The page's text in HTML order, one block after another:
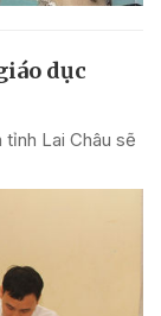
dục
Lai Châu sẽ